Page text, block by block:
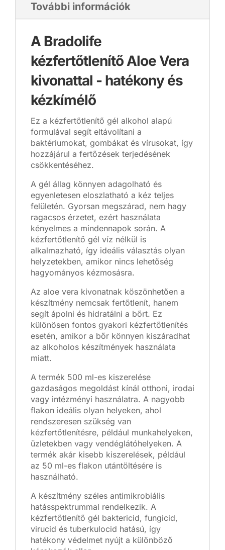
További információk
A Bradolife
kézfertőtlenítő Aloe Vera
kivonattal - hatékony és
kézkímélő
Ez a kézfertőtlenítő gél alkohol alapú
formulával segít eltávolítani a
baktériumokat, gombákat és vírusokat, így
hozzájárul a fertőzések terjedésének
csökkentéséhez.
A gél állag könnyen adagolható és
egyenletesen eloszlatható a kéz teljes
felületén. Gyorsan megszárad, nem hagy
ragacsos érzetet, ezért használata
kényelmes a mindennapok során. A
kézfertőtlenítő gél víz nélkül is
alkalmazható, így ideális választás olyan
helyzetekben, amikor nincs lehetőség
hagyományos kézmosásra.
Az aloe vera kivonatnak köszönhetően a
készítmény nemcsak fertőtlenít, hanem
segít ápolni és hidratálni a bőrt. Ez
különösen fontos gyakori kézfertőtlenítés
esetén, amikor a bőr könnyen kiszáradhat
az alkoholos készítmények használata
miatt.
A termék 500 ml-es kiszerelése
gazdaságos megoldást kínál otthoni, irodai
vagy intézményi használatra. A nagyobb
flakon ideális olyan helyeken, ahol
rendszeresen szükség van
kézfertőtlenítésre, például munkahelyeken,
üzletekben vagy vendéglátóhelyeken. A
termék akár kisebb kiszerelések, például
az 50 ml-es flakon utántöltésére is
használható.
A készítmény széles antimikrobiális
hatásspektrummal rendelkezik. A
kézfertőtlenítő gél baktericid, fungicid,
virucid és tuberkulocid hatású, így
hatékony védelmet nyújt a különböző